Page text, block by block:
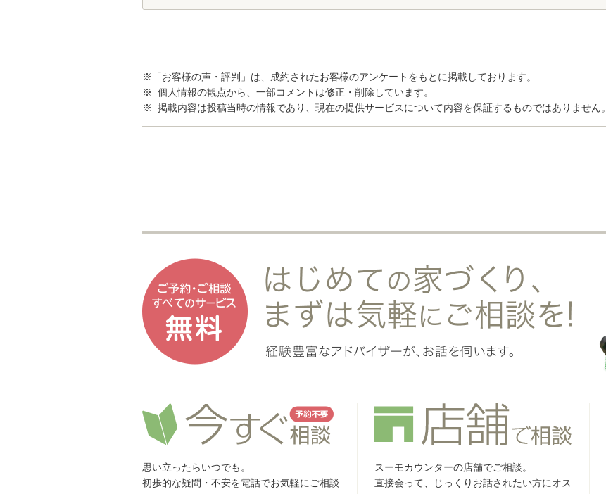
※「お客様の声・評判」は、成約されたお客様のアンケートをもとに掲載しております。
※ 個人情報の観点から、一部コメントは修正・削除しています。
※ 掲載内容は投稿当時の情報であり、現在の提供サービスについて内容を保証するものではありません。
思い立ったらいつでも。
初歩的な疑問・不安を電話でお気軽にご相談
スーモカウンターの店舗でご相談。
直接会って、じっくりお話されたい方にオス